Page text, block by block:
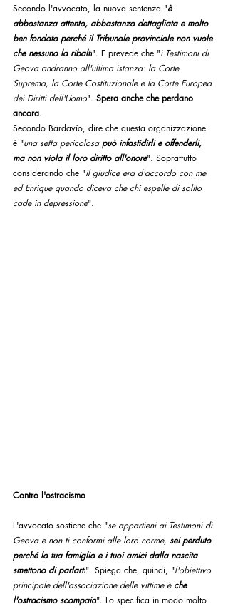
Secondo l'avvocato, la nuova sentenza "è
abbastanza attenta, abbastanza dettagliata e molto
ben fondata perché il Tribunale provinciale non vuole
che nessuno la ribalti". E prevede che "i Testimoni di
Geova andranno all'ultima istanza: la Corte
Suprema, la Corte Costituzionale e la Corte Europea
dei Diritti dell'Uomo". Spera anche che perdano
ancora.
Secondo Bardavío, dire che questa organizzazione
è "una setta pericolosa può infastidirli e offenderli,
ma non viola il loro diritto all'onore". Soprattutto
considerando che "il giudice era d'accordo con me
ed Enrique quando diceva che chi espelle di solito
cade in depressione".
Contro l'ostracismo
L'avvocato sostiene che "se appartieni ai Testimoni di
Geova e non ti conformi alle loro norme, sei perduto
perché la tua famiglia e i tuoi amici dalla nascita
smettono di parlarti". Spiega che, quindi, "l'obiettivo
principale dell'associazione delle vittime è che
l'ostracismo scompaia". Lo specifica in modo molto